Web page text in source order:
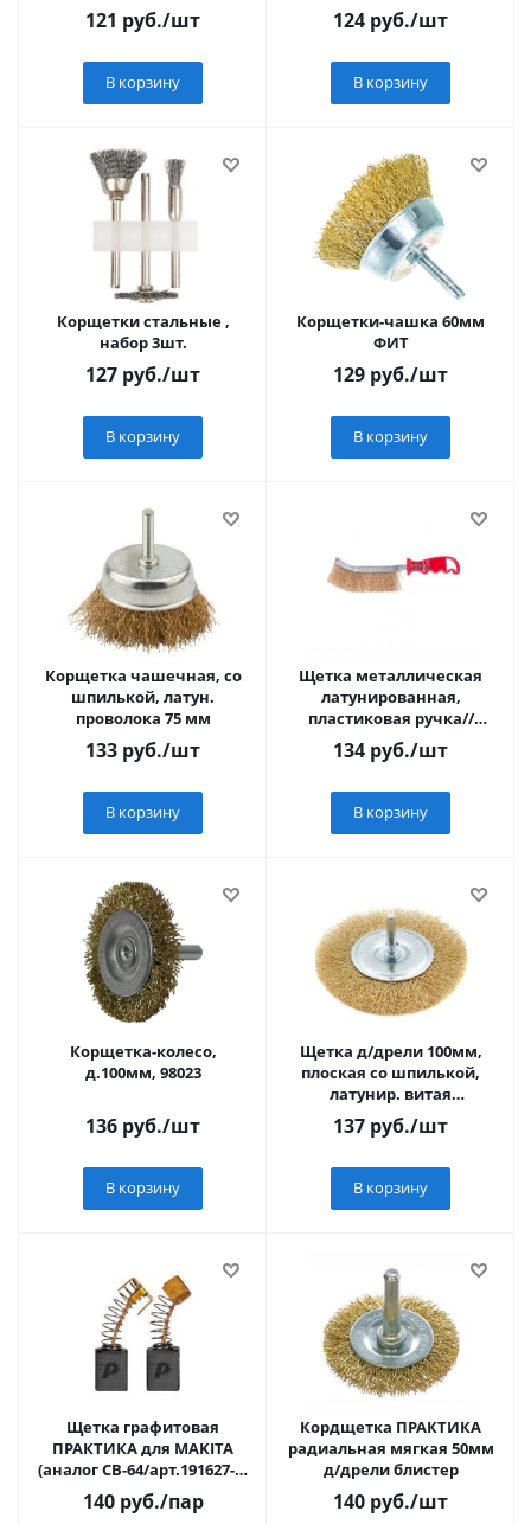
121 руб./шт
В корзину
124 руб./шт
В корзину
Корщетки стальные ,
набор 3шт.
127 руб./шт
В корзину
Корщетки-чашка 60мм
ФИТ
129 руб./шт
В корзину
Корщетка чашечная, со
шпилькой, латун.
проволока 75 мм
133 руб./шт
В корзину
Щетка металлическая
латунированная,
пластиковая ручка//
Matrix
134 руб./шт
В корзину
Корщетка-колесо,
д.100мм, 98023
136 руб./шт
В корзину
Щетка д/дрели 100мм,
плоская со шпилькой,
латунир. витая
проволока//MATRIX
137 руб./шт
В корзину
Щетка графитовая
ПРАКТИКА для MAKITA
(аналог CB-64/арт.191627-8)
с пружиной, 5x8x11 мм,
автостоп
140руб./пар
Кордщетка ПРАКТИКА
радиальная мягкая 50мм
д/дрели блистер
140 руб./шт